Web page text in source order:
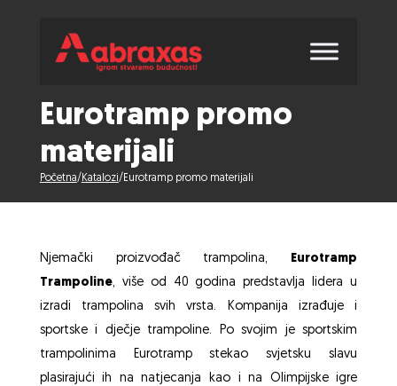
Eurotramp promo
materijali
Početna/ Katalozi/ Eurotramp promo materijali
Njemački proizvođač trampolina,
Eurotramp
Trampoline, više od 40 godina predstavlja lidera u
izradi trampolina svih vrsta. Kompanija izrađuje i
sportske i dječje trampoline. Po svojim je sportskim
trampolinima Eurotramp stekao svjetsku slavu
plasirajući ih na natjecanja kao i na Olimpijske igre